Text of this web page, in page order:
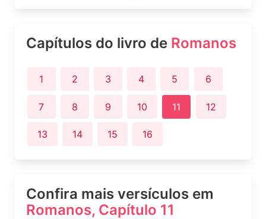
Capítulos do livro de Romanos
1 2 3 4 5 6
7 8 9 10 11 12
13 14 15 16
Confira mais versículos em
Romanos, Capítulo 11